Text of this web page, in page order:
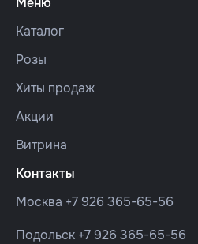
Каталог
Розы
Хиты продаж
Акции
Витрина
Контакты
Москва +7 926 365-65-56
Подольск +7 926 365-65-56